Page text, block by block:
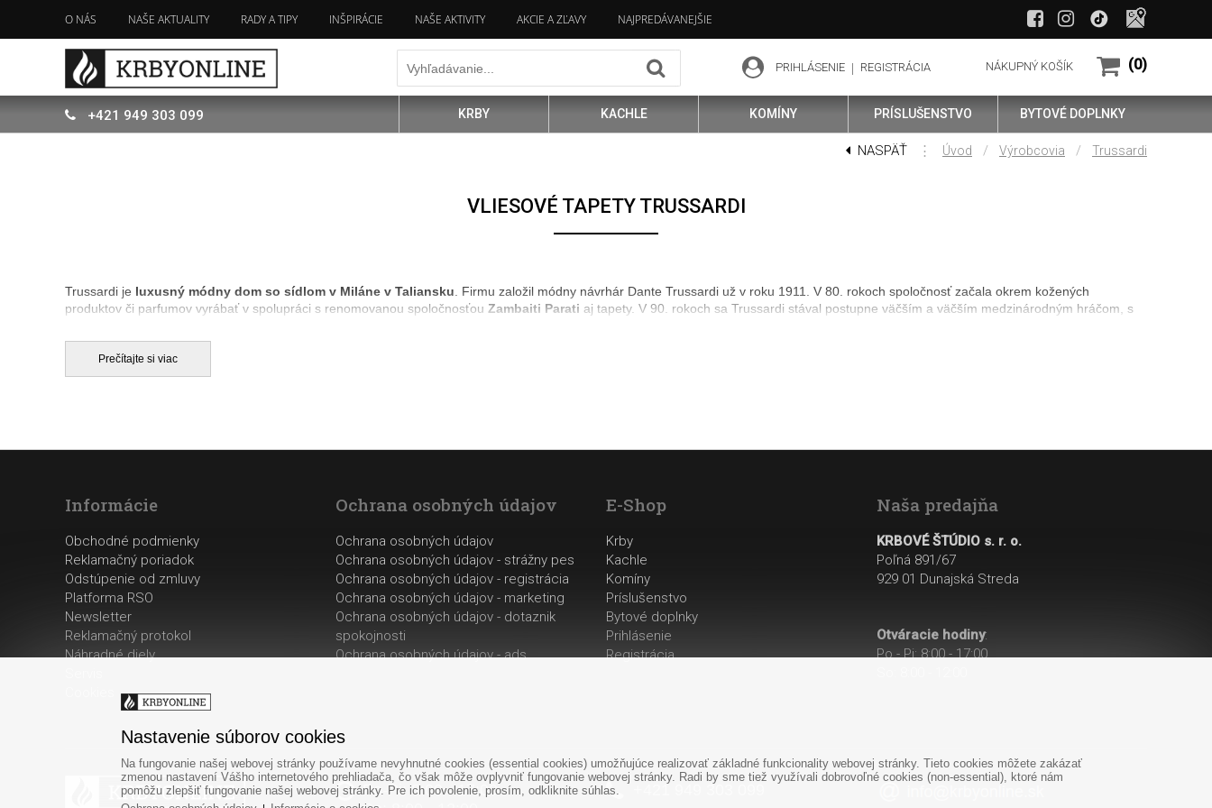
O NÁS NAŠE AKTUALITY RADY A TIPY INŠPIRÁCIE NAŠE AKTIVITY AKCIE A ZĽAVY NAJPREDÁVANEJŠIE
KRBY KACHLE KOMÍNY PRÍSLUŠENSTVO BYTOVÉ DOPLNKY
PRIHLÁSENIE REGISTRÁCIA
+421 949 303 099
NÁKUPNÝ KOŠÍK (0)
NASPÄŤ ⋮ Úvod / Výrobcovia / Trussardi
VLIESOVÉ TAPETY TRUSSARDI
Trussardi je luxusný módny dom so sídlom v Miláne v Taliansku . Firmu založil módny návrhár Dante Trussardi už v roku 1911. V 80. rokoch spoločnosť začala okrem kožených
produktov či parfumov vyrábať v spolupráci s renomovanou spoločnosťou Zambaiti Parati aj tapety. V 90. rokoch sa Trussardi stával postupne väčším a väčším medzinárodným hráčom, s
najnovších kolekcií vliesových tapiet.
Prečítajte si viac
Informácie
Obchodné podmienky
Reklamačný poriadok
Odstúpenie od zmluvy
Platforma RSO
Newsletter
Reklamačný protokol
Náhradné diely
Ochrana osobných údajov
Ochrana osobných údajov
Ochrana osobných údajov - strážny pes
Ochrana osobných údajov - registrácia
Ochrana osobných údajov - marketing
Ochrana osobných údajov - dotaznik
spokojnosti
Ochrana osobných údajov - ads
E-Shop
Krby
Kachle
Komíny
Príslušenstvo
Bytové doplnky
Prihlásenie
Registrácia
Naša predajňa
KRBOVÉ ŠTÚDIO s. r. o.
Poľná 891/67
929 01 Dunajská Streda
Otváracie hodiny:
Po - Pi: 8:00 - 17:00
Po-Pi: 8:00 - 17:00
Nastavenie súborov cookies
Na fungovanie našej webovej stránky používame nevyhnutné cookies (essential cookies) umožňujúce realizovať základné funkcionality webovej stránky. Tieto cookies môžete zakázať
zmenou nastavení Vášho internetového prehliadača, čo však môže ovplyvniť fungovanie webovej stránky. Radi by sme tiež využívali dobrovoľné cookies (non-essential), ktoré nám
pomôžu zlepšiť fungovanie našej webovej stránky. Pre ich povolenie, prosím, odkliknite súhlas.